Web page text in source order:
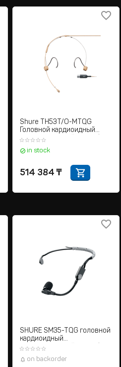
Shure TH53T/O-MTQG
Головной кардиоидный
конденсаторный микрофон
для радиосистем с
разъемом TA4F
in stock
514 384 ₸
SHURE SM35-TQG головной
кардиоидный
конденсаторный микрофон
для радиосистем с
разъемом TA4F
on backorder